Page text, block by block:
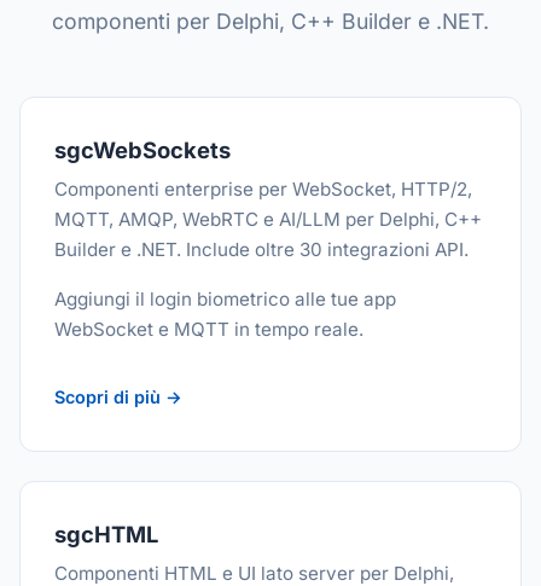
componenti per Delphi, C++ Builder e .NET.
sgcWebSockets
Componenti enterprise per WebSocket, HTTP/2,
MQTT, AMQP, WebRTC e AI/LLM per Delphi, C++
Builder e .NET. Include oltre 30 integrazioni API.
Aggiungi il login biometrico alle tue app
WebSocket e MQTT in tempo reale.
Scopri di più →
sgcHTML
Componenti HTML e UI lato server per Delphi,